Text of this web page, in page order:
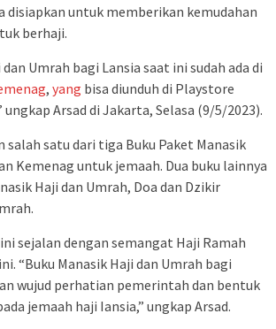
disiapkan untuk memberikan kemudahan
berhaji.
Umrah bagi Lansia saat ini sudah ada di
, yang bisa diunduh di Playstore
Arsad di Jakarta, Selasa (9/5/2023).
salah satu dari tiga Buku Paket Manasik
Kemenag untuk jemaah. Dua buku lainnya
Haji dan Umrah, Doa dan Dzikir
sejalan dengan semangat Haji Ramah
“Buku Manasik Haji dan Umrah bagi
wujud perhatian pemerintah dan bentuk
jemaah haji Iansia,” ungkap Arsad.